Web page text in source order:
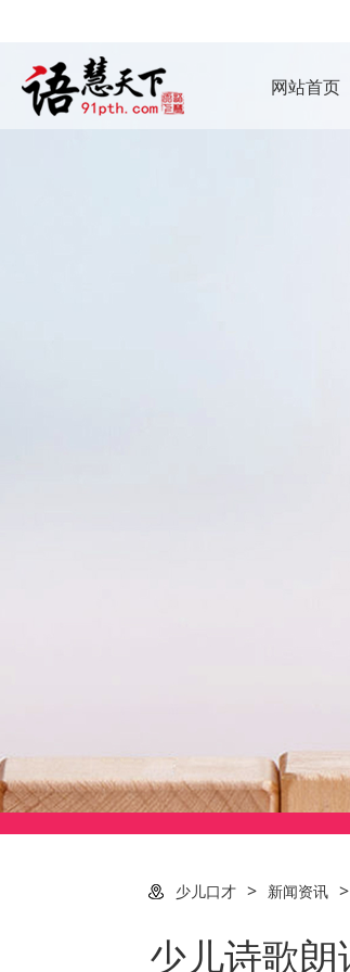
网站首页
少儿口才 > 新闻资讯 >
少儿诗歌朗